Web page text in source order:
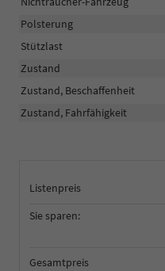
Listenpreis
Sie sparen:
Gesamtpreis
Polsterung
Stützlast
Zustand
Zustand, Beschaffenheit
Zustand, Fahrfähigkeit